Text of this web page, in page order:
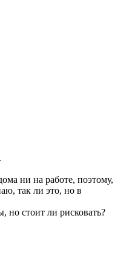
ни на работе, поэтому,
так ли это, но в
но стоит ли рисковать?